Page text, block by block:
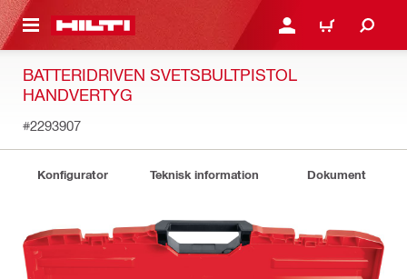
GÅ TILL HUVUDSIDAN LOGGA IN ELLER
VARUKORG
BATTERIDRIVEN SVETSBULTPISTOL
HANDVERTYG
#2293907
Konfigurator Teknisk information Dokument